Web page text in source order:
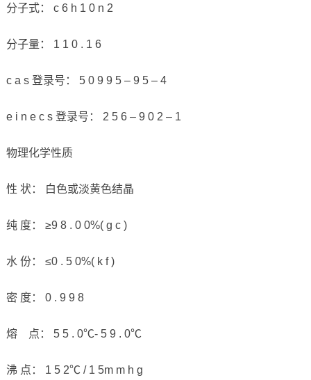
分子式： c 6 h 1 0 n 2
分子量： 1 1 0 . 1 6
c a s 登录号： 5 0 9 9 5 – 9 5 – 4
e i n e c s 登录号： 2 5 6 – 9 0 2 – 1
物理化学性质
性 状： 白色或淡黄色结晶
纯 度： ≥9 8 . 0 0%( g c )
水 份： ≤0 . 5 0%( k f )
密 度： 0 . 9 9 8
熔 点： 5 5 . 0℃- 5 9 . 0℃
沸 点： 1 5 2℃ / 1 5m m h g